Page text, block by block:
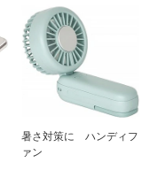
暑さ対策に ハンディフ
ァン